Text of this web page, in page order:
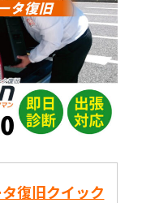
復旧クイック